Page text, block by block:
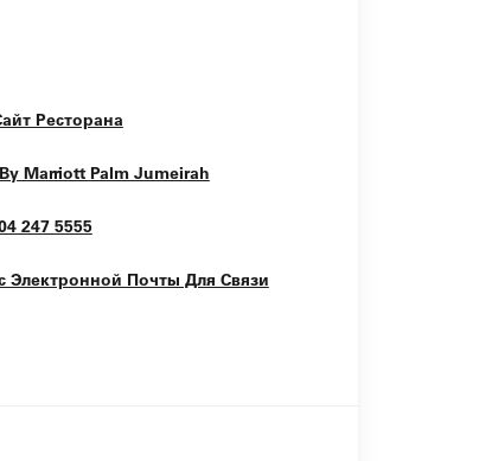
РесторанаOpens In New Window
Marriott Palm JumeirahOpens In New Window
247 5555
Электронной Почты Для Связи
New Window